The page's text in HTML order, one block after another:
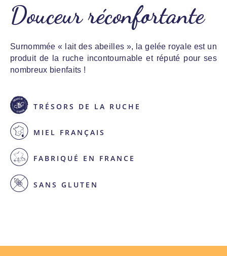
Douceur réconfortante
Surnommée « lait des abeilles », la gelée royale est un
produit de la ruche incontournable et réputé pour ses
nombreux bienfaits !
TRÉSORS DE LA RUCHE
MIEL FRANÇAIS
FABRIQUÉ EN FRANCE
SANS GLUTEN